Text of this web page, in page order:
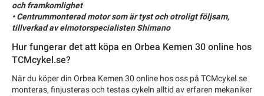
och framkomlighet
• Centrummonterad motor som är tyst och otroligt följsam,
tillverkad av elmotorspecialisten Shimano
Hur fungerar det att köpa en Orbea Kemen 30 online hos
TCMcykel.se?
När du köper din Orbea Kemen 30 online hos oss på TCMcykel.se
monteras, finjusteras och testas cykeln alltid av erfaren mekaniker